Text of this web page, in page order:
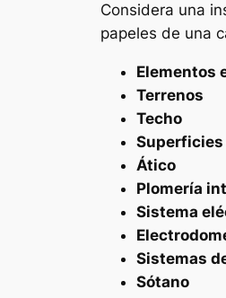
Considera una
papeles de una
Elementos
Terrenos
Techo
Ático
Plomería
Sistema
Sistemas
Sótano